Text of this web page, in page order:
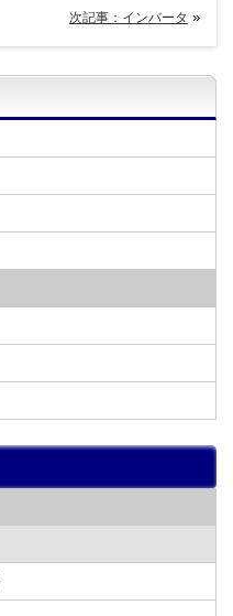
次記事：インバータ »